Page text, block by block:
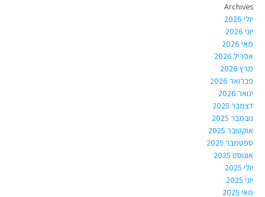
Archives
יולי 2026
יוני 2026
מאי 2026
אפריל 2026
מרץ 2026
פברואר 2026
ינואר 2026
דצמבר 2025
נובמבר 2025
אוקטובר 2025
ספטמבר 2025
אוגוסט 2025
יולי 2025
יוני 2025
מאי 2025